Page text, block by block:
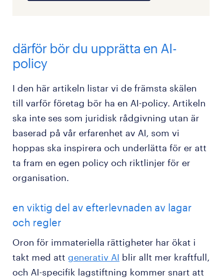
därför bör du upprätta en AI-
policy
I den här artikeln listar vi de främsta skälen
till varför företag bör ha en AI-policy. Artikeln
ska inte ses som juridisk rådgivning utan är
baserad på vår erfarenhet av AI, som vi
hoppas ska inspirera och underlätta för er att
ta fram en egen policy och riktlinjer för er
organisation.
en viktig del av efterlevnaden av lagar
och regler
Oron för immateriella rättigheter har ökat i
takt med att generativ AI blir allt mer kraftfull,
och AI-specifik lagstiftning kommer snart att